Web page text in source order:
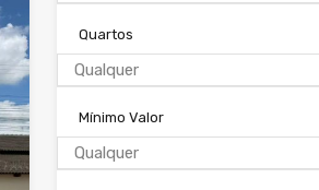
Quartos
Qualquer
Mínimo Valor
Qualquer